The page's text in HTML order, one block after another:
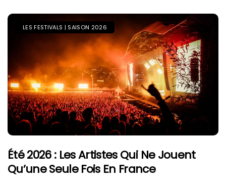
LES FESTIVALS | SAISON 2026
Été 2026 : Les Artistes Qui Ne Jouent
Qu’une Seule Fois En France